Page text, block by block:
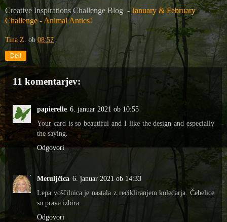
Creative Inspirations Challenge Blog - January & February
Challenge - Animal Antics!
Tina Z. ob08:57
Deli
11 komentarjev:
papierelle 6. januar 2021 ob 10:55
Your card is so beautiful and I like the design and especially
the saying.
Odgovori
Metuljčica 6. januar 2021 ob 14:33
Lepa voščilnica je nastala z recikliranjem koledarja. Čebelice
so prava izbira.
Odgovori